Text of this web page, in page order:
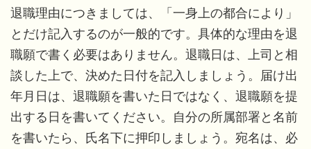
退職理由につきましては、「一身上の都合により」
とだけ記入するのが一般的です。具体的な理由を退
職願で書く必要はありません。退職日は、上司と相
談した上で、決めた日付を記入しましょう。届け出
年月日は、退職願を書いた日ではなく、退職願を提
出する日を書いてください。自分の所属部署と名前
を書いたら、氏名下に押印しましょう。宛名は、必